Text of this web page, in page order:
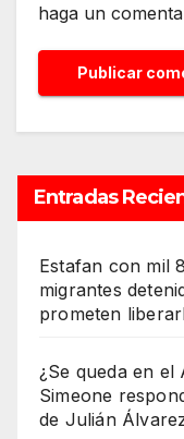
haga un
Entradas
Estafan con mil
migrantes
prometen
¿Se queda en el
Simeone
de Julián